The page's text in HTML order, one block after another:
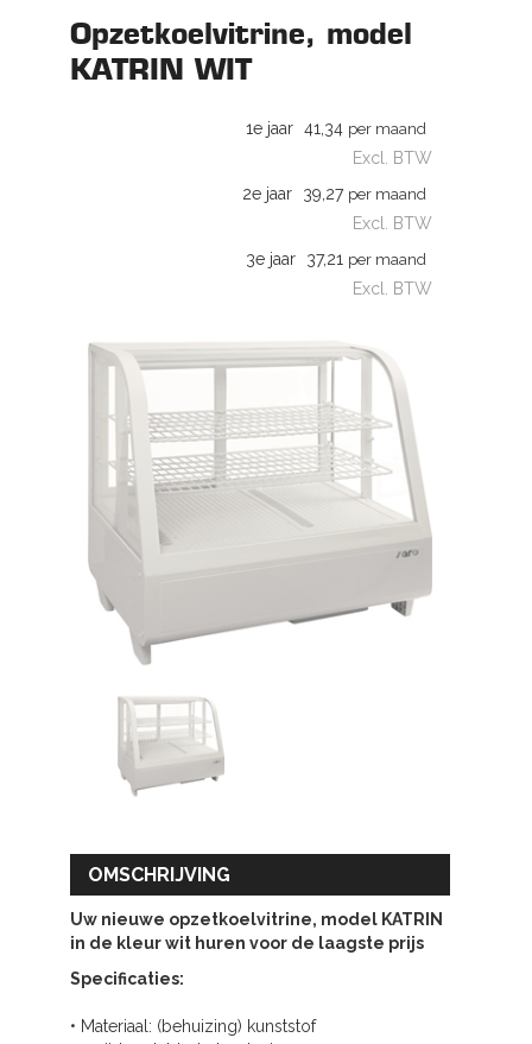
Opzetkoelvitrine, model
KATRIN WIT
1e jaar 41,34 per maand
Excl. BTW
2e jaar
39,27 per maand
Excl. BTW
3e jaar
37,21 per maand
Excl. BTW
OMSCHRIJVING
Uw nieuwe opzetkoelvitrine, model KATRIN
in de kleur wit huren voor de laagste prijs
Specificaties:
• Materiaal: (behuizing) kunststof